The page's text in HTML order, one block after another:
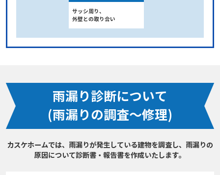
サッシ周り、
外壁との取り合い
雨漏り診断について
(雨漏りの調査～修理)
カスケホームでは、雨漏りが発生している建物を調査し、雨漏りの
原因について診断書・報告書を作成いたします。